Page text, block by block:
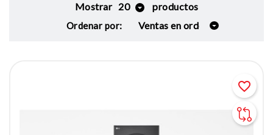
Mostrar 20 productos
Ordenar por:
favorite_border